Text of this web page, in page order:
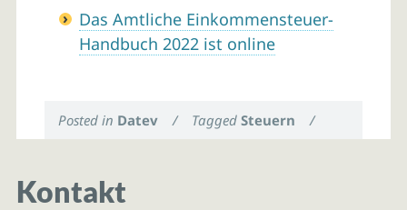
Das Amtliche Einkommensteuer-
Handbuch 2022 ist online
Posted in Datev / TaggedSteuern /
Kontakt